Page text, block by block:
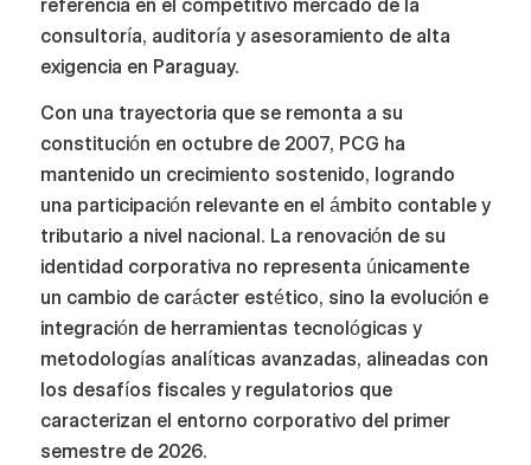
referencia en el competitivo mercado de la
consultoría, auditoría y asesoramiento de alta
exigencia en Paraguay.
Con una trayectoria que se remonta a su
constitución en octubre de 2007, PCG ha
mantenido un crecimiento sostenido, logrando
una participación relevante en el ámbito contable y
tributario a nivel nacional. La renovación de su
identidad corporativa no representa únicamente
un cambio de carácter estético, sino la evolución e
integración de herramientas tecnológicas y
metodologías analíticas avanzadas, alineadas con
los desafíos fiscales y regulatorios que
caracterizan el entorno corporativo del primer
semestre de 2026.